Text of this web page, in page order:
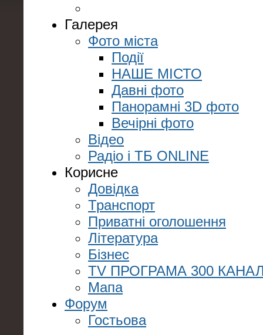
Галерея
Фото міста
Події
НАШЕ МІСТО
Давні фото
Панорамні 3D фото
Вечірні фото
Відео
Радіо і ТБ ONLINE
Корисне
Довідка
Транспорт
Приватні оголошення
Література
Бізнес
TV ПРОГРАМА 300
Мапа
Форум
Гостьова